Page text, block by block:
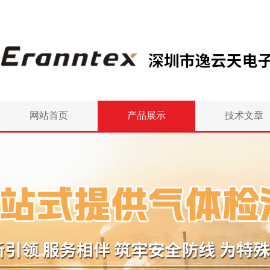
网站首页 产品展示 技术文章